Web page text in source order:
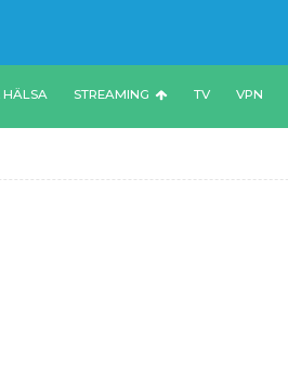
HÄLSA STREAMING TV VPN